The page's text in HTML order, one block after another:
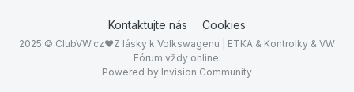
Kontaktujte nás Cookies
2025 © ClubVW.cz❤Z lásky k Volkswagenu | ETKA & Kontrolky & VW
Fórum vždy online.
Powered by Invision Community